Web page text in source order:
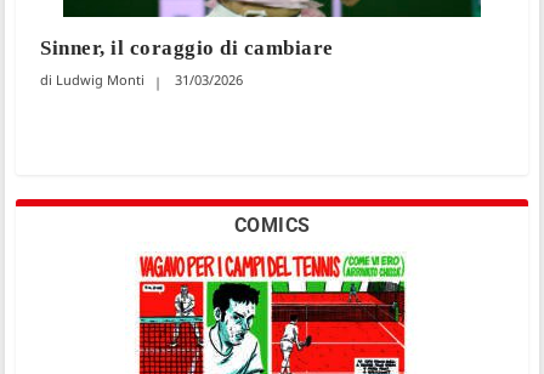
Sinner, il coraggio di cambiare
Ludwig Monti 31/03/2026
COMICS